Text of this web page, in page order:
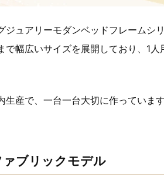
ジュアリーモダンベッドフレームシ
で幅広いサイズを展開しており、1
産で、一台一台大切に作っています
ブリックモデル